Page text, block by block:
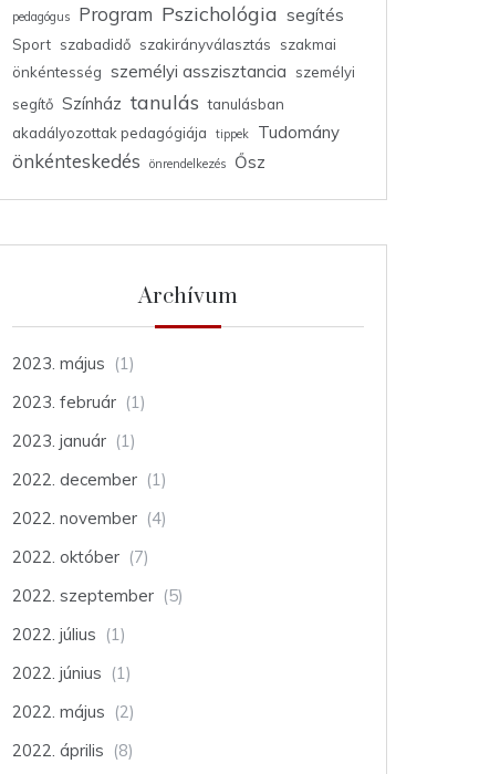
pedagógus Program Pszichológia segítés
Sport szabadidő szakirányválasztás
szakmai
önkéntesség személyi asszisztancia
személyi
segítő Színház tanulás tanulásban
akadályozottak pedagógiája
tippek Tudomány
önkénteskedés önrendelkezés Ősz
Archívum
2023. május (1)
2023. február (1)
2023. január (1)
2022. december (1)
2022. november (4)
2022. október (7)
2022. szeptember (5)
2022. július (1)
2022. június (1)
2022. május (2)
2022. április (8)